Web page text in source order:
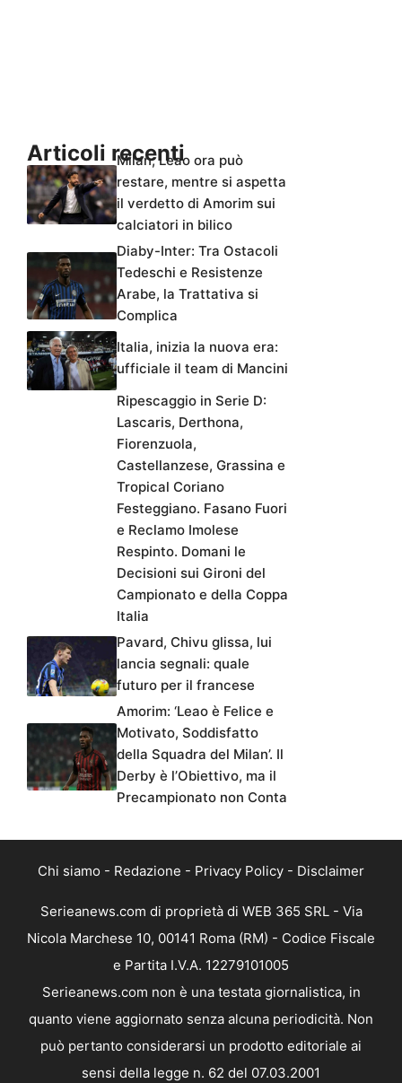
Articoli recenti
Milan, Leao ora può
restare, mentre si aspetta
il verdetto di Amorim sui
calciatori in bilico
Diaby-Inter: Tra Ostacoli
Tedeschi e Resistenze
Arabe, la Trattativa si
Complica
Italia, inizia la nuova era:
ufficiale il team di Mancini
Ripescaggio in Serie D:
Lascaris, Derthona,
Fiorenzuola,
Castellanzese, Grassina e
Tropical Coriano
Festeggiano. Fasano Fuori
e Reclamo Imolese
Respinto. Domani le
Decisioni sui Gironi del
Campionato e della Coppa
Italia
Pavard, Chivu glissa, lui
lancia segnali: quale
futuro per il francese
Amorim: ‘Leao è Felice e
Motivato, Soddisfatto
della Squadra del Milan’. Il
Derby è l’Obiettivo, ma il
Precampionato non Conta
Chi siamo - Redazione - Privacy Policy - Disclaimer
Serieanews.com di proprietà di WEB 365 SRL - Via
Nicola Marchese 10, 00141 Roma (RM) - Codice Fiscale
e Partita I.V.A. 12279101005
Serieanews.com non è una testata giornalistica, in
quanto viene aggiornato senza alcuna periodicità. Non
può pertanto considerarsi un prodotto editoriale ai
sensi della legge n. 62 del 07.03.2001